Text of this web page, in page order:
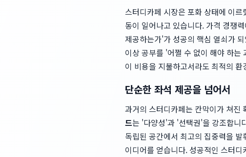
스터디카페 시장은 포화 상태에 이
동이 일어나고 있습니다. 가격 경쟁
제공하는가'가 성공의 핵심 열쇠가
이상 공부를 '어쩔 수 없이 해야 하
이 비용을 지불하고서라도 최적의
단순한 좌석 제공을 넘어서
과거의 스터디카페는 칸막이가 쳐진
드는 '다양성'과 '선택권'을 강조합니
독립된 공간에서 최고의 집중력을
이디어를 얻습니다. 성공적인 스터